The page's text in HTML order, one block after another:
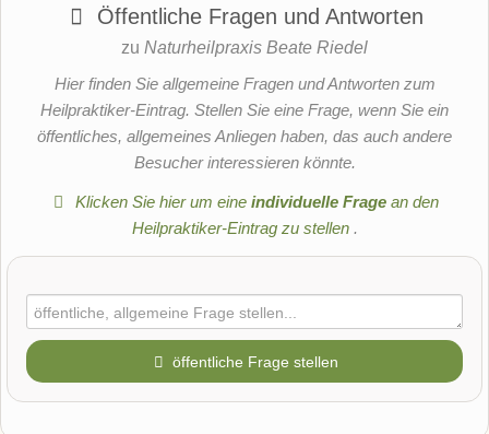
Öffentliche Fragen und Antworten
zu Naturheilpraxis Beate Riedel
Hier finden Sie allgemeine Fragen und Antworten zum
Heilpraktiker-Eintrag. Stellen Sie eine Frage, wenn Sie ein
öffentliches, allgemeines Anliegen haben, das auch andere
Besucher interessieren könnte.
Klicken Sie hier um eineindividuelle Frage an den
Heilpraktiker-Eintrag zu stellen .
öffentliche Frage stellen